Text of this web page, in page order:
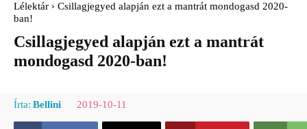
Lélektár
Csillagjegyed alapján ezt a mantrát mondogasd 2020-
ban!
Csillagjegyed alapján ezt a mantrát
mondogasd 2020-ban!
Írta: Bellini 2019-10-11